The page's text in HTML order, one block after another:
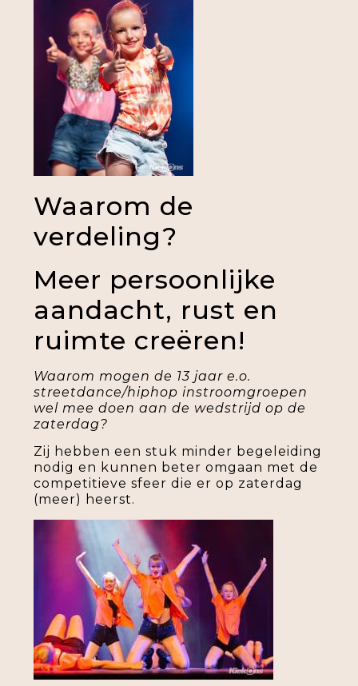
Waarom de
verdeling?
Meer persoonlijke
aandacht, rust en
ruimte creëren!
Waarom mogen de 13 jaar e.o.
streetdance/hiphop instroomgroepen
wel mee doen aan de wedstrijd op de
zaterdag?
Zij hebben een stuk minder begeleiding
nodig en kunnen beter omgaan met de
competitieve sfeer die er op zaterdag
(meer) heerst.